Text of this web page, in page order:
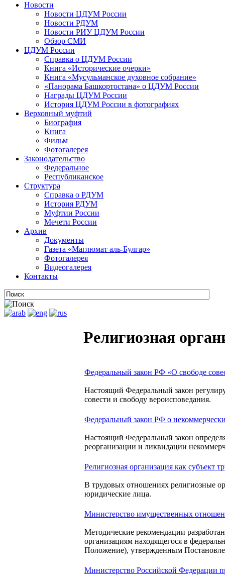
Новости
Новости ЦДУМ России
Новости РДУМ
Новости РИУ ЦДУМ России
Обзор СМИ
ЦДУМ России
Справка о ЦДУМ России
Книга «Исторические очерки»
Книга «Мусульманское духовное собрание»
«Панорама Башкортостана» о ЦДУМ России
Награды ЦДУМ России
История ЦДУМ России в фотографиях
Верховный муфтий
Биография
Книга
Фильм
Фотогалерея
Законодательство
Федеральное
Республиканское
Структура
Справка о РДУМ
История РДУМ
Муфтии России
Мечети России
Архив
Документы
Газета «Маглюмат аль-Булгар»
Фотогалерея
Видеогалерея
Контакты
Религиозная
Федеральный закон РФ «О свободе
Настоящий Федеральный закон
совести и свободу вероисповедания.
Федеральный закон РФ о
Настоящий Федеральный закон
реорганизации и ликвидации
Религиозная организация как субъект
В трудовых отношениях религиозные
юридические лица.
Министерство имущественных
Методические рекомендации
организациям находящегося в
Положение), утвержденным
Министерство Российской Федерации